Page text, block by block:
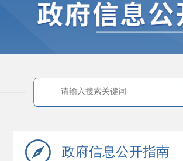
政府信息公开指南